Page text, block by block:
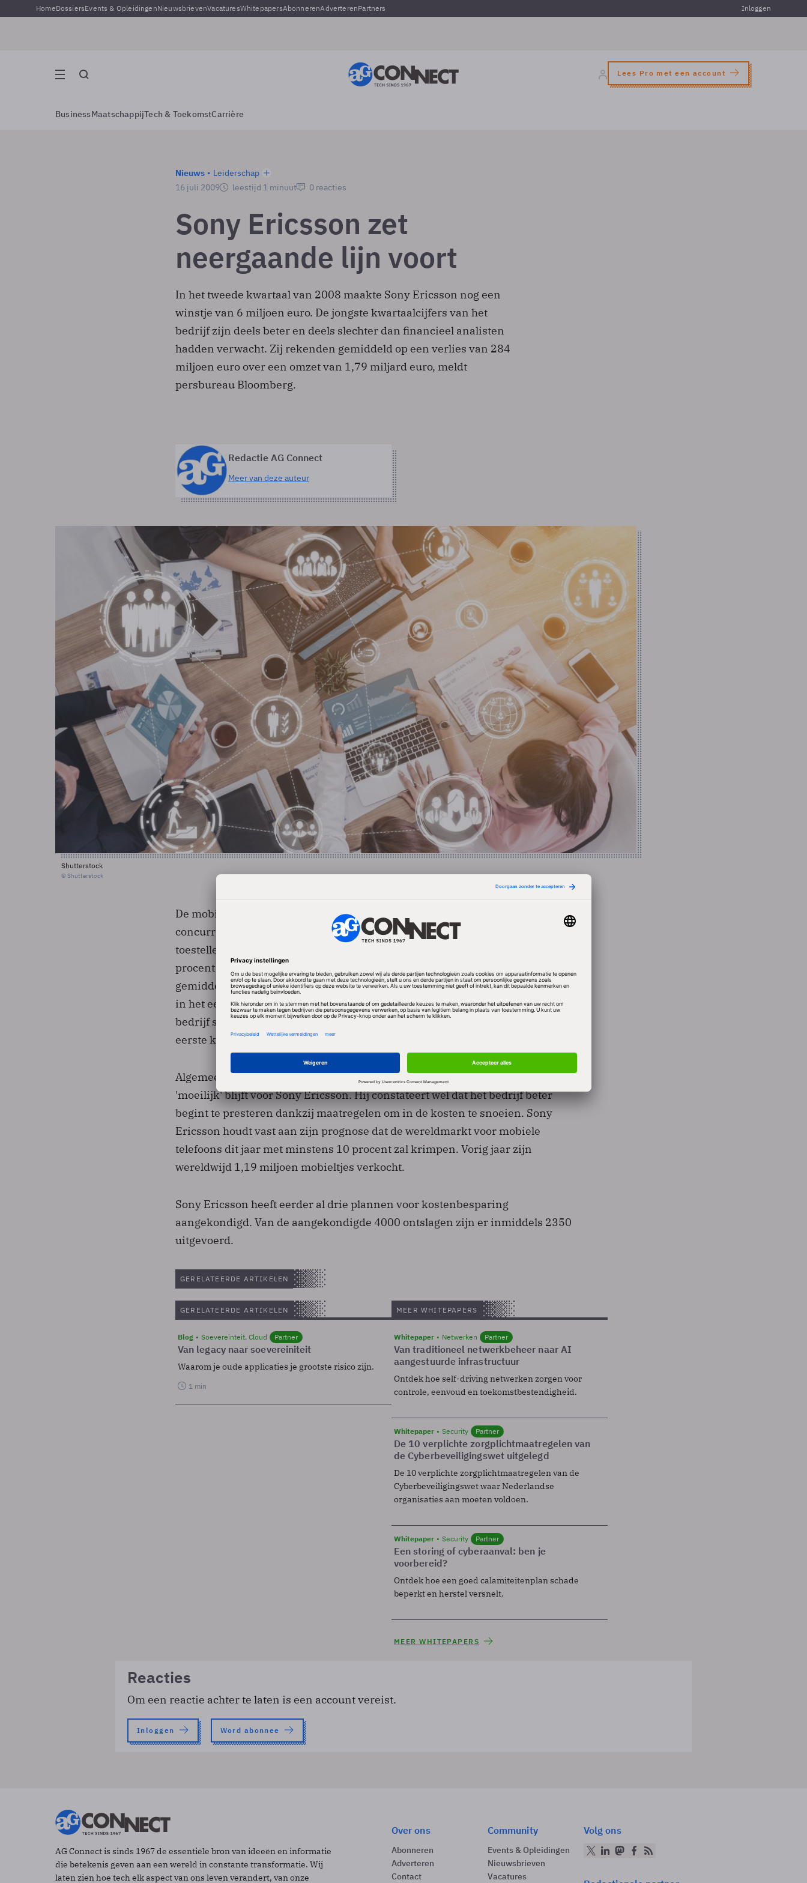
HomeDossiersEvents & OpleidingenNieuwsbrievenVacaturesWhitepapersAbonnerenAdverterenPartners Inloggen
Lees Pro met een account
BusinessMaatschappijTech & ToekomstCarrière
Nieuws
Leiderschap
16 juli 2009
leestijd 1 minuut 0 reacties
Sony Ericsson zet
neergaande lijn voort
In het tweede kwartaal van 2008 maakte Sony Ericsson nog een
winstje van 6 miljoen euro. De jongste kwartaalcijfers van het
bedrijf zijn deels beter en deels slechter dan financieel analisten
hadden verwacht. Zij rekenden gemiddeld op een verlies van 284
miljoen euro over een omzet van 1,79 miljard euro, meldt
persbureau Bloomberg.
Redactie AG Connect
Meer van deze auteur
Shutterstock
© Shutterstock
De mobieltjes van Sony Ericsson zijn momenteel minder in trek dan die van
concurrenten als Nokia en Samsung. Sony Ericsson verkocht 13,8 miljoen
toestellen, een daling met 43 procent vergeleken met een jaar geleden en 5
procent minder dan de 14,5 miljoen stuks in het eerste kwartaal. De
gemiddelde verkoopprijs per toestel was 122 euro, vergeleken met 120 euro
in het eerste kwartaal en 116 euro in het tweede kwartaal van 2008. Het
bedrijf schat zijn eigen marktaandeel nu op 5 procent, versus 6 procent in het
eerste kwartaal.
Algemeen directeur Dick Komiyama verwacht dat de rest van het jaar
'moeilijk' blijft voor Sony Ericsson. Hij constateert wel dat het bedrijf beter
begint te presteren dankzij maatregelen om in de kosten te snoeien. Sony
Ericsson houdt vast aan zijn prognose dat de wereldmarkt voor mobiele
telefoons dit jaar met minstens 10 procent zal krimpen. Vorig jaar zijn
wereldwijd 1,19 miljoen mobieltjes verkocht.
Sony Ericsson heeft eerder al drie plannen voor kostenbesparing
aangekondigd. Van de aangekondigde 4000 ontslagen zijn er inmiddels 2350
uitgevoerd.
GERELATEERDE ARTIKELEN
GERELATEERDE ARTIKELEN
Blog Soevereinteit, Cloud Partner
Van legacy naar soevereiniteit
Waarom je oude applicaties je grootste risico zijn.
1 min
MEER WHITEPAPERS
Whitepaper Netwerken Partner
Van traditioneel netwerkbeheer naar AI
aangestuurde infrastructuur
Ontdek hoe self-driving netwerken zorgen voor
controle, eenvoud en toekomstbestendigheid.
Whitepaper Security Partner
De 10 verplichte zorgplichtmaatregelen van
de Cyberbeveiligingswet uitgelegd
De 10 verplichte zorgplichtmaatregelen van de
Cyberbeveiligingswet waar Nederlandse
organisaties aan moeten voldoen.
Whitepaper Security Partner
Een storing of cyberaanval: ben je
voorbereid?
Ontdek hoe een goed calamiteitenplan schade
beperkt en herstel versnelt.
MEER WHITEPAPERS
Reacties
Om een reactie achter te laten is een account vereist.
Inloggen Word abonnee
AG Connect is sinds 1967 de essentiële bron van ideeën en informatie
die betekenis geven aan een wereld in constante transformatie. Wij
laten zien hoe tech elk aspect van ons leven verandert, van onze
Over ons
Abonneren
Adverteren
Contact
Community
Events & Opleidingen
Nieuwsbrieven
Vacatures
Volg ons